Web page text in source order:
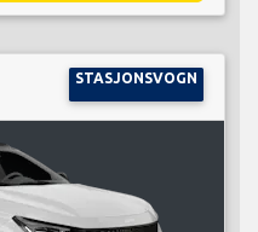
STASJONSVOGN